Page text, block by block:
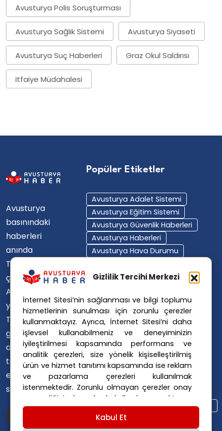
Gizlilik Tercihi Merkezi
İnternet Sitesi’nin sağlanması ve bilgi toplumu
hizmetlerinin sunulması için zorunlu çerezler
kullanmaktayız. Ayrıca, İnternet Sitesi’ni daha
işlevsel kullanabilmeniz ve deneyiminizin
iyileştirilmesi kapsamında performans ve
analitik çerezleri, size yönelik kişiselleştirilmiş
ürün ve hizmet tanıtımı kapsamında ise reklam
ve pazarlama çerezleri kullanılmak
istenmektedir. Zorunlu olmayan çerezler onay
vermediğiniz durumlarda kullanılmayacaktır.
Ayarlarınız 365 gün saklanır.
veGizlilik Politikasıiçin linklere tıklayınız.
Kabul Et
Avusturya Polis Soruşturması
Avusturya Sağlık Sistemi Avusturya Siyaseti
Avusturya Suç Haberleri Graz Okul Saldırısı
Itfaiye Müdahalesi
Avusturya
basınındaki
haberleri
anında
Türkçe'ye
çevirerek,
Avusturya'da
yaşayan
Türklerin ülke
gündemini
ana dillerinde
takip
etmelerini
sağlıyoruz.
Popüler Etiketler
Avusturya Adalet Sistemi
Avusturya Eğitim Sistemi
Avusturya Güvenlik Haberleri
Avusturya Haberleri
Avusturya Hava Durumu
Avusturya Polisi
Avusturya Polis Soruşturması
Avusturya Sağlık Sistemi
Avusturya Siyaseti
Avusturya Suç Haberleri
Avusturya Trafik Haberleri
Donald Trump
FPÖ
Graz Okul Saldırısı
Internet Dolandırıcılığı
Itfaiye Müdahalesi
Viyana Polisi
Viyana Suç Haberleri